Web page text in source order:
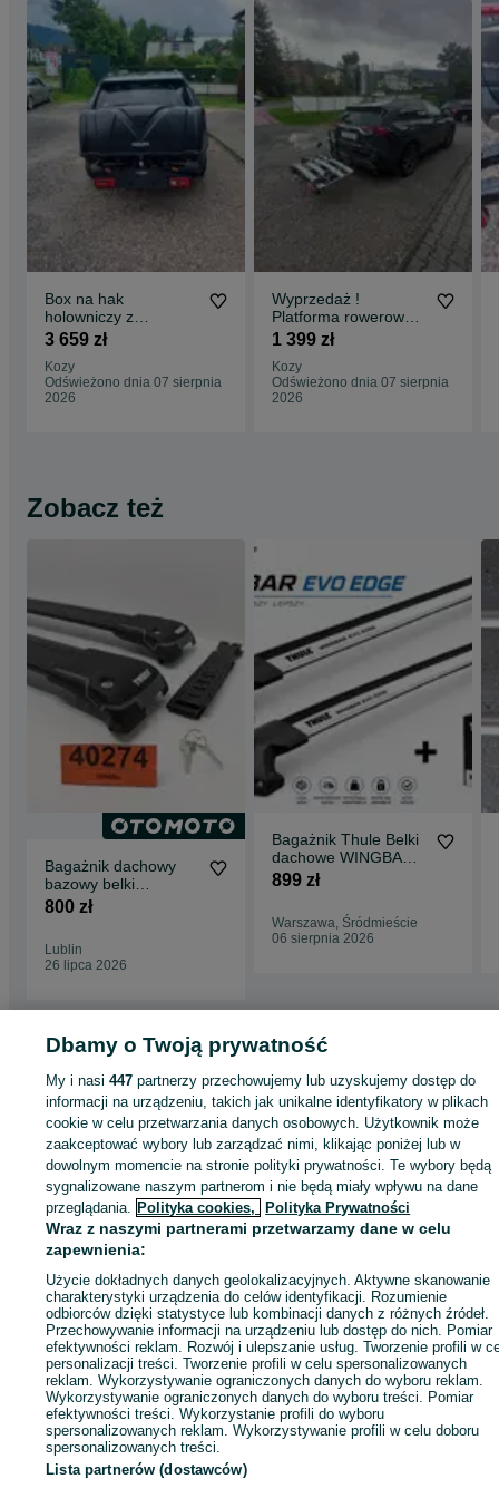
Box na hak
holowniczy z
platformą rowerową
380 litrów pojemności
3 659 zł
Kozy
Odświeżono dnia 07 sierpnia
2026
Wyprzedaż !
Platforma rowerowa
na hak Menabo Alcor
pzrewożenia czterech
rowerów
1 399 zł
Kozy
Odświeżono dnia 07 sierpnia
2026
Zobacz też
Bagażnik dachowy
bazowy belki
poprzeczki Thule
800 zł
Lublin
26 lipca 2026
Bagażnik Thule Belki
dachowe WINGBAR
EVO EDGE 720500
899 zł
Warszawa, Śródmieście
06 sierpnia 2026
Strona główna Motoryzacja
Wyposażenie i akcesoria samochodowe
Bagażniki - Śląskie Bagażniki - Kozy
KATEGORIA
960005070 Wyświetlenia:
Zadzwoń / SMS Wyślij wiadomość
Dbamy o Twoją prywatność
My i nasi447 partnerzy przechowujemy lub uzyskujemy dostęp do
informacji na urządzeniu, takich jak unikalne identyfikatory w plikach
cookie w celu przetwarzania danych osobowych. Użytkownik może
zaakceptować wybory lub zarządzać nimi, klikając poniżej lub w
dowolnym momencie na stronie polityki prywatności. Te wybory będą
sygnalizowane naszym partnerom i nie będą miały wpływu na dane
przeglądania. Polityka cookies, Polityka Prywatności
Wraz z naszymi partnerami przetwarzamy dane w celu
zapewnienia:
Użycie dokładnych danych geolokalizacyjnych. Aktywne skanowanie
charakterystyki urządzenia do celów identyfikacji. Rozumienie
odbiorców dzięki statystyce lub kombinacji danych z różnych źródeł.
Przechowywanie informacji na urządzeniu lub dostęp do nich. Pomiar
efektywności reklam. Rozwój i ulepszanie usług. Tworzenie profili w
personalizacji treści. Tworzenie profili w celu spersonalizowanych
reklam. Wykorzystywanie ograniczonych danych do wyboru reklam.
Wykorzystywanie ograniczonych danych do wyboru treści. Pomiar
efektywności treści. Wykorzystanie profili do wyboru
spersonalizowanych reklam. Wykorzystywanie profili w celu doboru
spersonalizowanych treści.
Lista partnerów (dostawców)